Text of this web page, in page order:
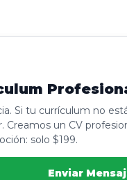
Si tu currículum no
Creamos un CV
solo $199.
Enviar